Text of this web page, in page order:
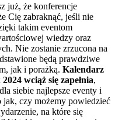
już, że konferencje
Cię zabraknąć, jeśli nie
takim eventom
wiedzy oraz
Nie zostanie zrzucona na
będą prawdziwe
jak i porażką. Kalendarz
wciąż się zapełnia,
siebie najlepsze eventy i
jak, czy możemy powiedzieć
na które się